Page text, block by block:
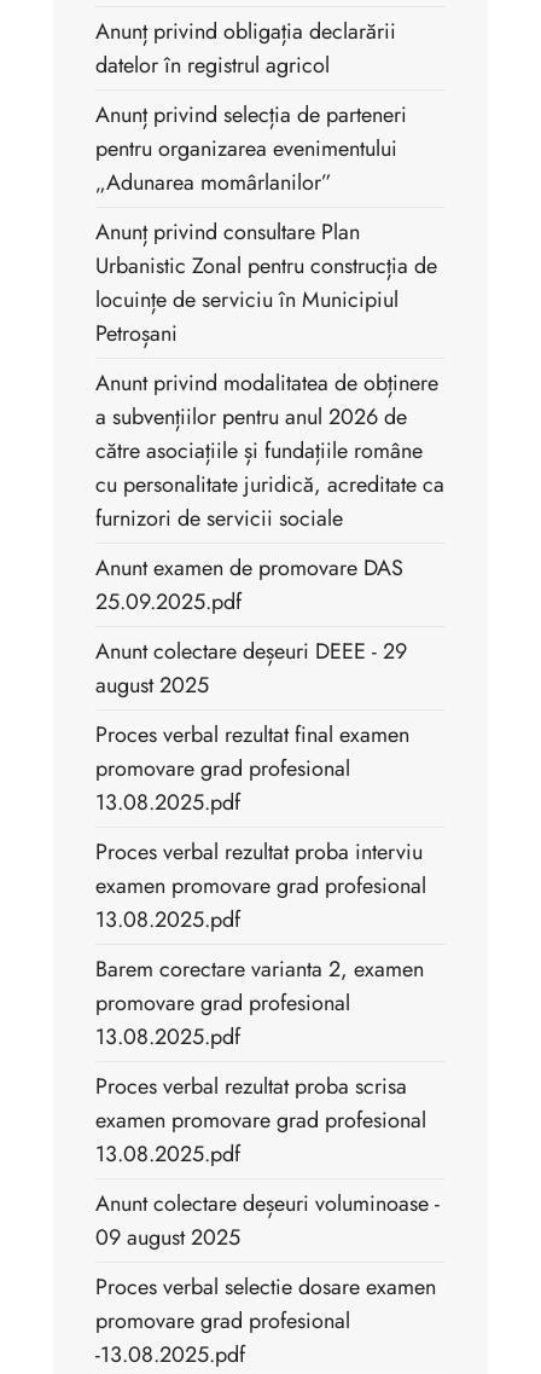
Anunț privind obligația declarării
datelor în registrul agricol
Anunț privind selecția de parteneri
pentru organizarea evenimentului
„Adunarea momârlanilor”
Anunț privind consultare Plan
Urbanistic Zonal pentru construcția de
locuințe de serviciu în Municipiul
Petroșani
Anunt privind modalitatea de obținere
a subvențiilor pentru anul 2026 de
către asociațiile și fundațiile române
cu personalitate juridică, acreditate ca
furnizori de servicii sociale
Anunt examen de promovare DAS
25.09.2025.pdf
Anunt colectare deșeuri DEEE - 29
august 2025
Proces verbal rezultat final examen
promovare grad profesional
13.08.2025.pdf
Proces verbal rezultat proba interviu
examen promovare grad profesional
13.08.2025.pdf
Barem corectare varianta 2, examen
promovare grad profesional
13.08.2025.pdf
Proces verbal rezultat proba scrisa
examen promovare grad profesional
13.08.2025.pdf
Anunt colectare deșeuri voluminoase -
09 august 2025
Proces verbal selectie dosare examen
promovare grad profesional
-13.08.2025.pdf